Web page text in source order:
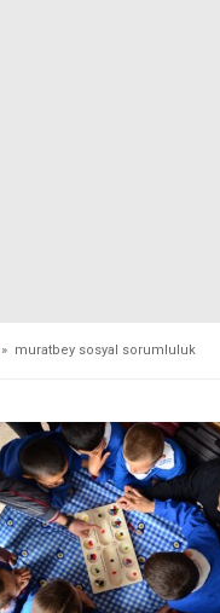
» muratbey sosyal sorumluluk